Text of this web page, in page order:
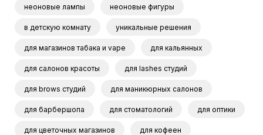
неоновые лампы неоновые фигуры
в детскую комнату уникальные решения
для магазинов табака и vape для кальянных
для салонов красоты для lashes студий
для brows студий для маникюрных салонов
для барбершопа для стоматологий для оптики
для цветочных магазинов для кофеен